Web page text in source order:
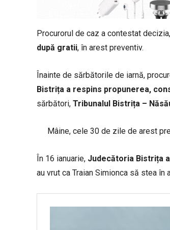
Procurorul de caz a contestat
după gratii, în arest preventiv.
Înainte de sărbătorile de iarnă,
Bistrița a respins propunerea,
sărbători, Tribunalul Bistrița –
Mâine, cele 30 de zile de arest
În 16 ianuarie, Judecătoria Bistrița
au vrut ca Traian Simionca să stea